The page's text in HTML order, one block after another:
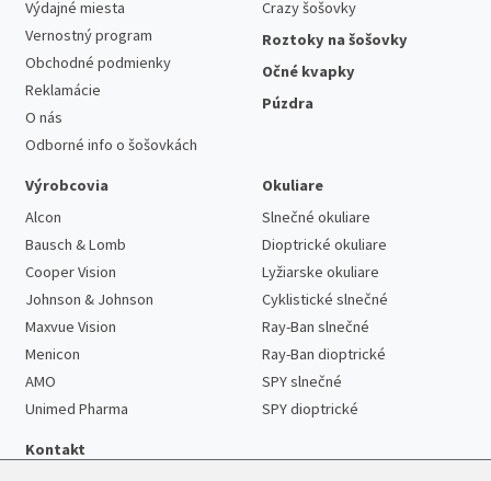
Výdajné miesta
Vernostný program
Obchodné podmienky
Reklamácie
O nás
Odborné info o šošovkách
Crazy šošovky
Roztoky na šošovky
Očné kvapky
Púzdra
Výrobcovia
Alcon
Bausch & Lomb
Cooper Vision
Johnson & Johnson
Maxvue Vision
Menicon
AMO
Unimed Pharma
Okuliare
Slnečné okuliare
Dioptrické okuliare
Lyžiarske okuliare
Cyklistické slnečné
Ray-Ban slnečné
Ray-Ban dioptrické
SPY slnečné
SPY dioptrické
Kontakt